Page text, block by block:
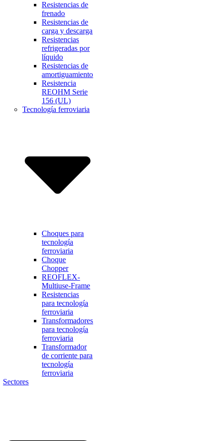
Resistencias de
frenado
Resistencias de
carga y descarga
Resistencias
refrigeradas por
líquido
Resistencias de
amortiguamiento
Resistencia
REOHM Serie
156 (UL)
Tecnología ferroviaria
Choques para
tecnología
ferroviaria
Choque
Chopper
REOFLEX-
Multiuse-Frame
Resistencias
para tecnología
ferroviaria
Transformadores
para tecnología
ferroviaria
Transformador
de corriente para
tecnología
ferroviaria
Sectores